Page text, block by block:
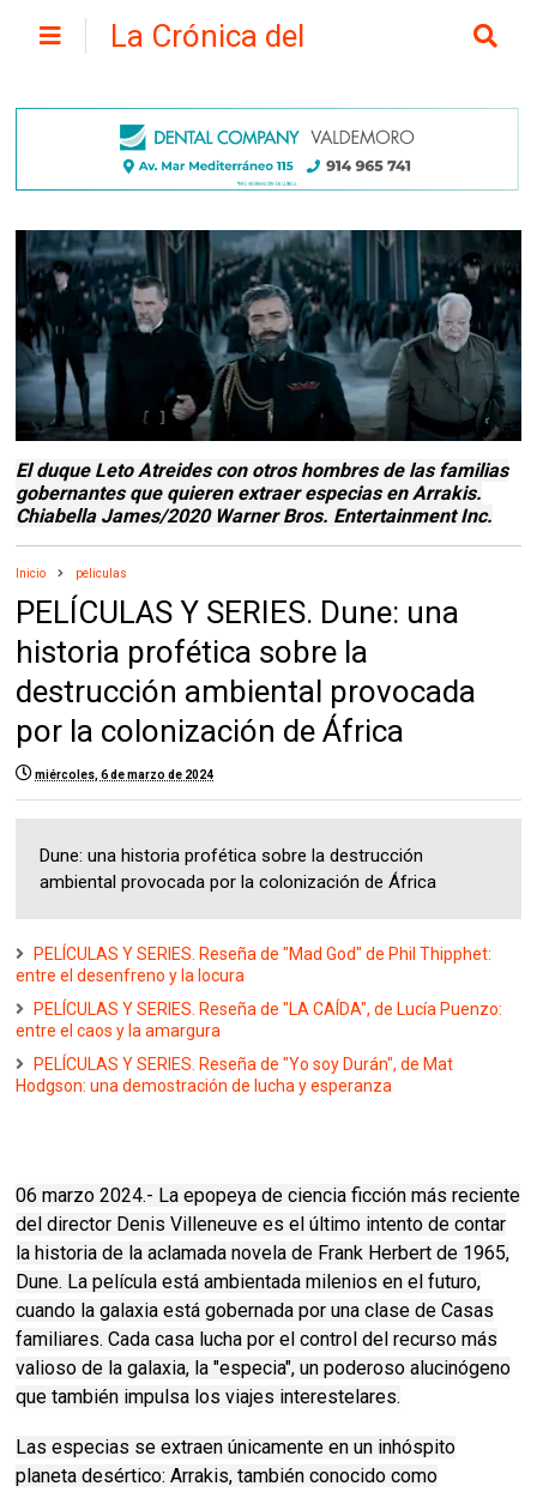
La Crónica del
El duque Leto Atreides con otros hombres de las familias
gobernantes que quieren extraer especias en Arrakis.
Chiabella James/2020 Warner Bros. Entertainment Inc.
Inicio peliculas
PELÍCULAS Y SERIES. Dune: una
historia profética sobre la
destrucción ambiental provocada
por la colonización de África
miércoles, 6 de marzo de 2024
Dune: una historia profética sobre la destrucción
ambiental provocada por la colonización de África
PELÍCULAS Y SERIES. Reseña de "Mad God" de Phil Thipphet:
entre el desenfreno y la locura
PELÍCULAS Y SERIES. Reseña de "LA CAÍDA", de Lucía Puenzo:
entre el caos y la amargura
PELÍCULAS Y SERIES. Reseña de "Yo soy Durán", de Mat
Hodgson: una demostración de lucha y esperanza
06 marzo 2024.- La epopeya de ciencia ficción más reciente
del director Denis Villeneuve es el último intento de contar
la historia de la aclamada novela de Frank Herbert de 1965,
Dune. La película está ambientada milenios en el futuro,
cuando la galaxia está gobernada por una clase de Casas
familiares.Cada casa lucha por el control del recurso más
valioso de la galaxia, la "especia", un poderoso alucinógeno
que también impulsa los viajes interestelares.
Las especias se extraen únicamente en un inhóspito
planeta desértico: Arrakis, también conocido como